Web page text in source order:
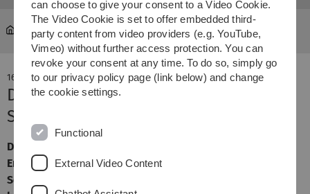
Faculty of Natural Sciences news-detail
16. December 2016
Dr. Sabine Vettorazzi mit Hugo-
Schottmüller-Preis ausgezeichnet
Dr. Sabine Vettorazzi von Institut für Molekulare
Endokrinologie der Tiere wurde mit dem Hugo-
Schottmüllerpreis geehrt. Der Preis für eine
can choose to give your consent to a Video Cookie.
The Video Cookie is set to offer embedded third-
party content from video providers (e.g. YouTube,
Vimeo) without further access protection. You can
revoke your consent at any time. To do so, simply go
to our privacy policy page (link below) and change
the cookie settings.
Functional
External Video Content